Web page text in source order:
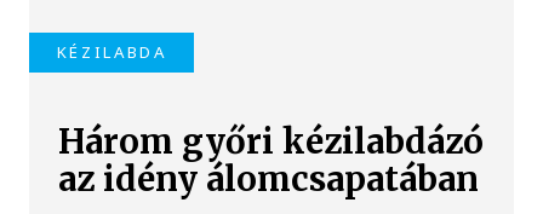
KÉZILABDA
Három győri kézilabdázó
az idény álomcsapatában